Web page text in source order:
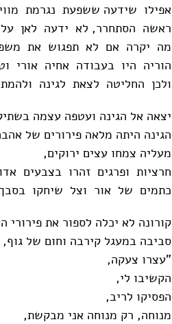
אפילו שידעה ששפעת נגרמת
ראשה הסתחרר, לא ידעה לאן
מה יקרה אם לא תפגוש את
הוריה היו בעבודה אחיה אורי
ולכן החליטה לצאת לגינה
יצאה אל הגינה ועטפה עצמה
הגינה היתה מלאה פירורים של
מעליה צמחו עצים ירוקים,
חרציות ופרגים זהרו בצבעים
כתמים של אור וצל שיחקו
קורונה לא יכלה לספור את
סביבה במעגל קירבה וחום של
"עצרו צעקה,
הקשיבו לי,
הפסיקו לריב,
מנוחה, רק מנוחה אני מבקשת,